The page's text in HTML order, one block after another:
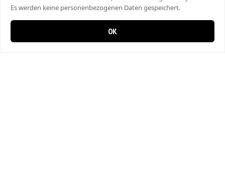
Es werden keine personenbezogenen Daten gespeichert.
OK